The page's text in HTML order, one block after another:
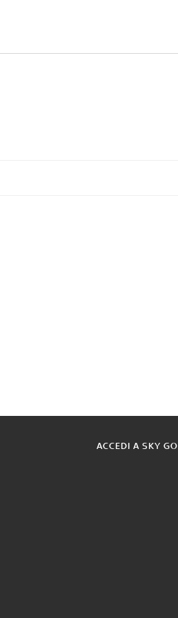
ACCEDI A SKY GO